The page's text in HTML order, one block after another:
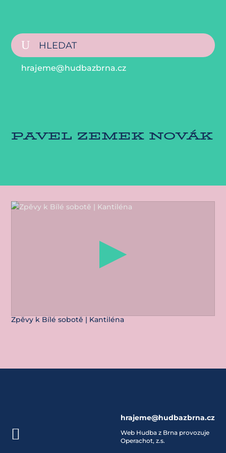
hrajeme@hudbazbrna.cz
PAVEL ZEMEK NOVÁK
Zpěvy k Bílé sobotě | Kantiléna

hrajeme@hudbazbrna.cz
Web Hudba z Brna provozuje
Operachot, z.s.